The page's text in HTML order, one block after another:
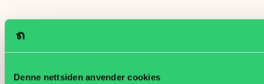
Denne nettsiden anvender cookies